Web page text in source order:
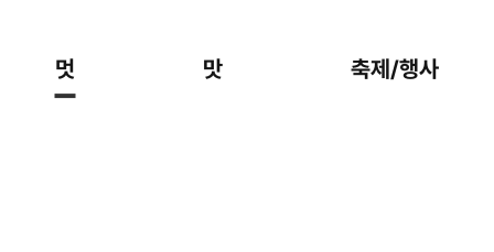
멋 맛 축제/행사